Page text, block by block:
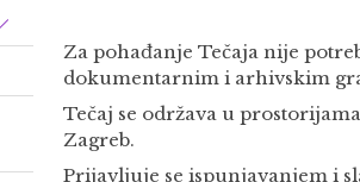
Za pohađanje Tečaja nije
dokumentarnim i arhivskim
Tečaj se održava u
Zagreb.
Prijavljuje se ispunjavanjem i